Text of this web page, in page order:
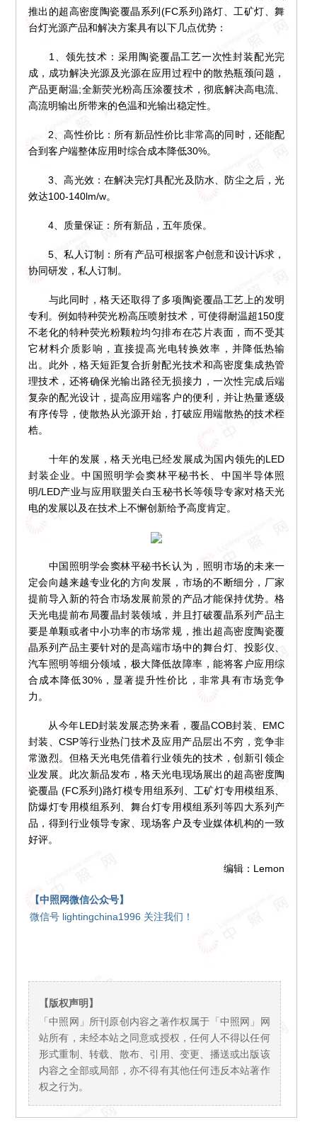
推出的超高密度陶瓷覆晶系列(FC系列)路灯、工矿灯、舞
台灯光源产品和解决方案具有以下几点优势：
1、领先技术：采用陶瓷覆晶工艺一次性封装配光完
成，成功解决光源及光源在应用过程中的散热瓶颈问题，
产品更耐温;全新荧光粉高压涂覆技术，彻底解决高电流、
高流明输出所带来的色温和光输出稳定性。
2、高性价比：所有新品性价比非常高的同时，还能配
合到客户端整体应用时综合成本降低30%。
3、高光效：在解决完灯具配光及防水、防尘之后，光
效达100-140lm/w。
4、质量保证：所有新品，五年质保。
5、私人订制：所有产品可根据客户创意和设计诉求，
协同研发，私人订制。
与此同时，格天还取得了多项陶瓷覆晶工艺上的发明
专利。例如特种荧光粉高压喷射技术，可使得耐温超150度
不老化的特种荧光粉颗粒均匀排布在芯片表面，而不受其
它材料介质影响，直接提高光电转换效率，并降低热输
出。此外，格天短距复合折射配光技术和高密度集成热管
理技术，还将确保光输出路径无损接力，一次性完成后端
复杂的配光设计，提高应用端客户的便利，并让热量逐级
有序传导，使散热从光源开始，打破应用端散热的技术桎
梏。
十年的发展，格天光电已经发展成为国内领先的LED
封装企业。中国照明学会窦林平秘书长、中国半导体照
明/LED产业与应用联盟关白玉秘书长等领导专家对格天光
电的发展以及在技术上不懈创新给予高度肯定。
中国照明学会窦林平秘书长认为，照明市场的未来一
定会向越来越专业化的方向发展，市场的不断细分，厂家
提前导入新的符合市场发展前景的产品才能保持优势。格
天光电提前布局覆晶封装领域，并且打破覆晶系列产品主
要是单颗或者中小功率的市场常规，推出超高密度陶瓷覆
晶系列产品主要针对的是高端市场中的舞台灯、投影仪、
汽车照明等细分领域，极大降低故障率，能将客户应用综
合成本降低30%，显著提升性价比，非常具有市场竞争
力。
从今年LED封装发展态势来看，覆晶COB封装、EMC
封装、CSP等行业热门技术及应用产品层出不穷，竞争非
常激烈。但格天光电凭借着行业领先的技术，创新引领企
业发展。此次新品发布，格天光电现场展出的超高密度陶
瓷覆晶 (FC系列)路灯模专用组系列、工矿灯专用模组系、
防爆灯专用模组系列、舞台灯专用模组系列等四大系列产
品，得到行业领导专家、现场客户及专业媒体机构的一致
好评。
编辑：Lemon
【中照网微信公众号】
微信号 lightingchina1996 关注我们！
【版权声明】
「中照网」所刊原创内容之著作权属于「中照网」网
站所有，未经本站之同意或授权，任何人不得以任何
形式重制、转载、散布、引用、变更、播送或出版该
内容之全部或局部，亦不得有其他任何违反本站著作
权之行为。